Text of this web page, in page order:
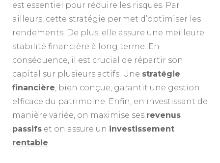
est essentiel pour réduire les risques. Par
ailleurs, cette stratégie permet d’optimiser les
rendements. De plus, elle assure une meilleure
stabilité financière à long terme. En
conséquence, il est crucial de répartir son
capital sur plusieurs actifs. Une stratégie
financière, bien conçue, garantit une gestion
efficace du patrimoine. Enfin, en investissant de
manière variée, on maximise ses revenus
passifs et on assure un investissement
rentable.